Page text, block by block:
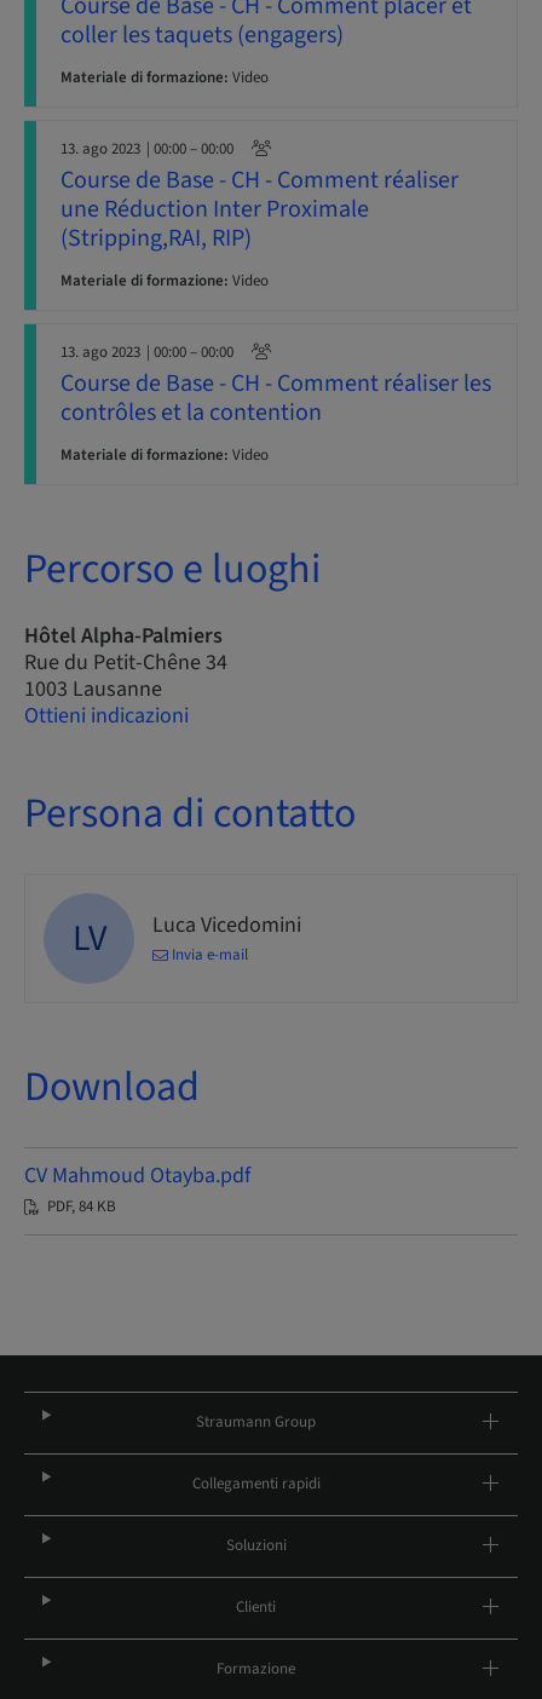
coller les taquets (engagers)
Materiale di formazione: Video
13. ago 2023 | 00:00 – 00:00
Course de Base - CH - Comment réaliser
une Réduction Inter Proximale
(Stripping,RAI, RIP)
Materiale di formazione: Video
13. ago 2023 | 00:00 – 00:00
Course de Base - CH - Comment réaliser les
contrôles et la contention
Materiale di formazione: Video
Percorso e luoghi
Hôtel Alpha-Palmiers
Rue du Petit-Chêne 34
1003 Lausanne
Ottieni indicazioni
Persona di contatto
LV Luca Vicedomini
Invia e-mail
Download
CV Mahmoud Otayba.pdf
PDF, 84 KB
Straumann Group
Collegamenti rapidi
Soluzioni
Clienti
Formazione